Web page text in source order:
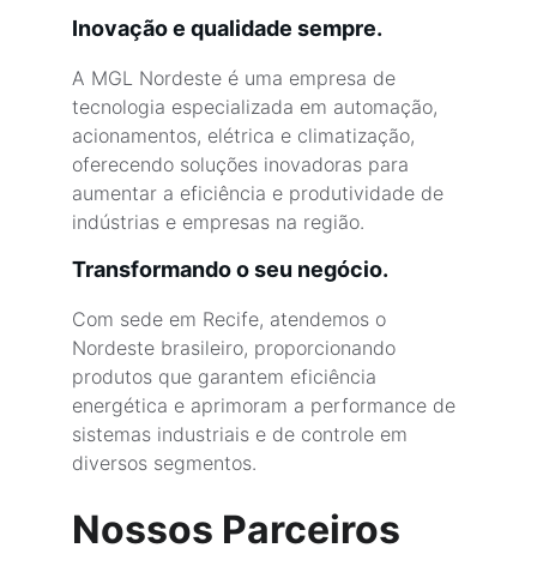
Inovação e qualidade sempre.
Transformando o seu negócio.
Com sede em Recife, atendemos o
Nordeste brasileiro, proporcionando
produtos que garantem eficiência
energética e aprimoram a performance de
sistemas industriais e de controle em
diversos segmentos.
Nossos Parceiros
A MGL Nordeste é uma empresa de
tecnologia especializada em automação,
acionamentos, elétrica e climatização,
oferecendo soluções inovadoras para
aumentar a eficiência e produtividade de
indústrias e empresas na região.